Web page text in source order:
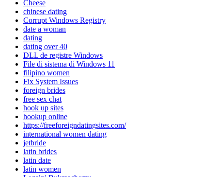
Cheese
chinese dating
Corrupt Windows Registry
date a woman
dating
dating over 40
DLL de registre Windows
File di sistema di Windows 11
filipino women
Fix System Issues
foreign brides
free sex chat
hook up sites
hookup online
https://freeforeigndatingsites.com/
international women dating
jetbride
latin brides
latin date
latin women